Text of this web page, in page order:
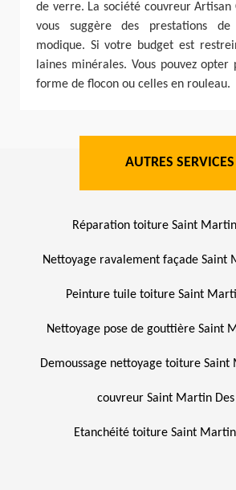
de verre. La société couvreur Artisan
vous suggère des prestations
modique. Si votre budget est
laines minérales. Vous pouvez opter
forme de flocon ou celles en rouleau.
AUTRES SERVICES
Réparation toiture Saint
Nettoyage ravalement façade Saint
Peinture tuile toiture Saint
Nettoyage pose de gouttière Saint
Demoussage nettoyage toiture Saint
couvreur Saint Martin Des
Etanchéité toiture Saint Martin